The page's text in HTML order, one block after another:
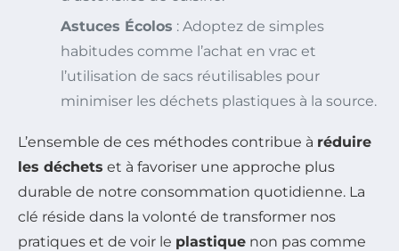
Astuces Écolos : Adoptez de simples
habitudes comme l’achat en vrac et
l’utilisation de sacs réutilisables pour
minimiser les déchets plastiques à la source.
L’ensemble de ces méthodes contribue à réduire
les déchets et à favoriser une approche plus
durable de notre consommation quotidienne. La
clé réside dans la volonté de transformer nos
pratiques et de voir le plastique non pas comme